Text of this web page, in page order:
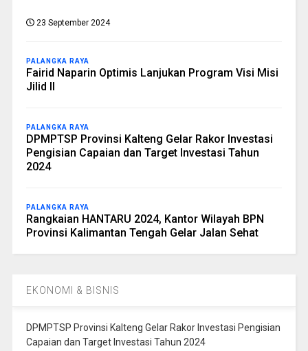
23 September 2024
PALANGKA RAYA
Fairid Naparin Optimis Lanjukan Program Visi Misi
Jilid II
PALANGKA RAYA
DPMPTSP Provinsi Kalteng Gelar Rakor Investasi
Pengisian Capaian dan Target Investasi Tahun
2024
PALANGKA RAYA
Rangkaian HANTARU 2024, Kantor Wilayah BPN
Provinsi Kalimantan Tengah Gelar Jalan Sehat
EKONOMI & BISNIS
DPMPTSP Provinsi Kalteng Gelar Rakor Investasi Pengisian
Capaian dan Target Investasi Tahun 2024